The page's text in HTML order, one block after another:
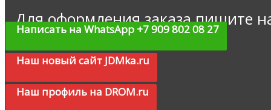
Для оформления заказа пишите
Написать на WhatsApp +7 909 802 08 27
Наш новый сайт JDMka.ru
Наш профиль на DROM.ru